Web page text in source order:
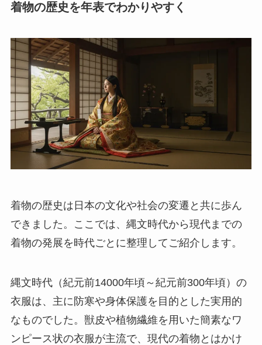
着物の歴史を年表でわかりやすく
着物の歴史は日本の文化や社会の変遷と共に歩ん
できました。ここでは、縄文時代から現代までの
着物の発展を時代ごとに整理してご紹介します。
縄文時代（紀元前14000年頃～紀元前300年頃）の
衣服は、主に防寒や身体保護を目的とした実用的
なものでした。獣皮や植物繊維を用いた簡素なワ
ンピース状の衣服が主流で、現代の着物とはかけ